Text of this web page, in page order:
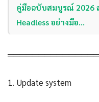
คู่มือฉบับสมบูรณ์ 2026
Headless อย่างมือ…
1. Update system